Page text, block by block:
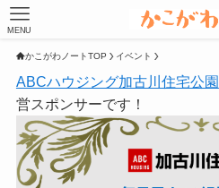
MENU
かこがわノートTOP イベント
ABCハウジング加古川住宅公園
営スポンサーです！